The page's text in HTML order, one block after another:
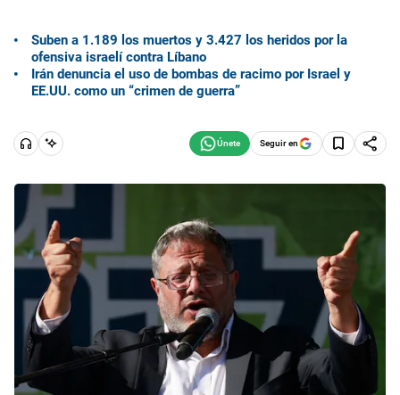
Suben a 1.189 los muertos y 3.427 los heridos por la
ofensiva israelí contra Líbano
Irán denuncia el uso de bombas de racimo por Israel y
EE.UU. como un “crimen de guerra”
Seguir en